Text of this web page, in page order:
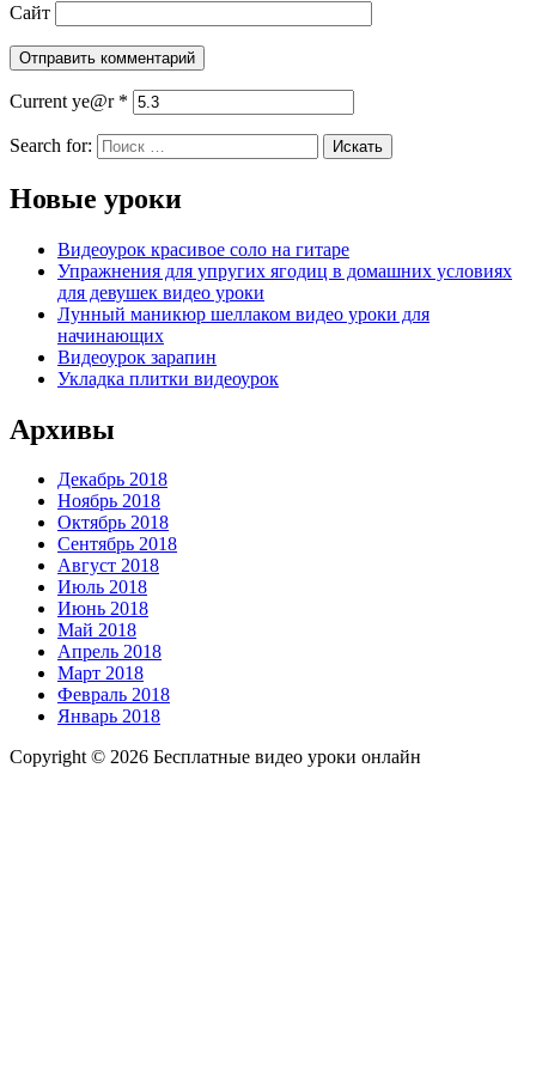
Сайт
Current ye@r *
Search for:
Новые уроки
Видеоурок красивое соло на гитаре
Упражнения для упругих ягодиц в домашних условиях
для девушек видео уроки
Лунный маникюр шеллаком видео уроки для
начинающих
Видеоурок зарапин
Укладка плитки видеоурок
Архивы
Декабрь 2018
Ноябрь 2018
Октябрь 2018
Сентябрь 2018
Август 2018
Июль 2018
Июнь 2018
Май 2018
Апрель 2018
Март 2018
Февраль 2018
Январь 2018
Copyright © 2026 Бесплатные видео уроки онлайн